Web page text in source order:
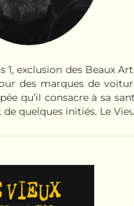
exclusion des Beaux
des marques de
qu’il consacre à sa
quelques initiés. Le